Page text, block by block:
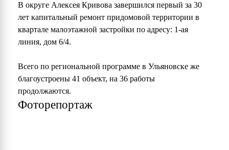
В округе Алексея Кривова завершился первый за 30
лет капитальный ремонт придомовой территории в
квартале малоэтажной застройки по адресу: 1-ая
линия, дом 6/4.
Всего по региональной программе в Ульяновске же
благоустроены 41 объект, на 36 работы
продолжаются.
Фоторепортаж